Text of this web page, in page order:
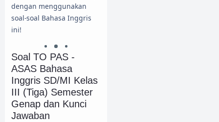
dengan menggunakan
soal-soal Bahasa Inggris
ini!
Soal TO PAS -
ASAS Bahasa
Inggris SD/MI Kelas
III (Tiga) Semester
Genap dan Kunci
Jawaban